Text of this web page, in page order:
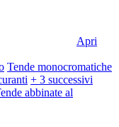
Apri
Tende monocromatiche
+ 3 successivi
abbinate al